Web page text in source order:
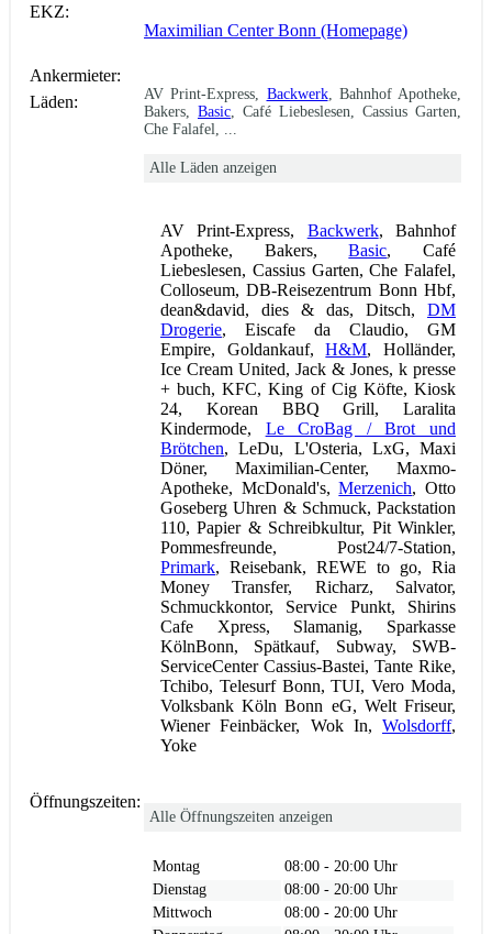
EKZ:
Maximilian Center Bonn (Homepage)
Ankermieter:
Läden:
AV Print-Express, Backwerk, Bahnhof Apotheke,
Bakers, Basic , Café Liebeslesen, Cassius Garten,
Che Falafel, ...
Alle Läden anzeigen
AV Print-Express, Backwerk, Bahnhof
Apotheke, Bakers,Basic, Café
Liebeslesen, Cassius Garten, Che Falafel,
Colloseum, DB-Reisezentrum Bonn Hbf,
dean&david, dies & das, Ditsch, DM
Drogerie, Eiscafe da Claudio, GM
Empire, Goldankauf,H&M, Holländer,
Ice Cream United, Jack & Jones, k presse
+ buch, KFC, King of Cig Köfte, Kiosk
24, Korean BBQ Grill, Laralita
Kindermode, Le CroBag / Brot und
Brötchen, LeDu, L'Osteria, LxG, Maxi
Döner, Maximilian-Center, Maxmo-
Apotheke, McDonald's,Merzenich, Otto
Goseberg Uhren & Schmuck, Packstation
110, Papier & Schreibkultur, Pit Winkler,
Pommesfreunde, Post24/7-Station,
Primark, Reisebank, REWE to go, Ria
Money Transfer, Richarz, Salvator,
Schmuckkontor, Service Punkt, Shirins
Cafe Xpress, Slamanig, Sparkasse
KölnBonn, Spätkauf, Subway, SWB-
ServiceCenter Cassius-Bastei, Tante Rike,
Tchibo, Telesurf Bonn, TUI, Vero Moda,
Volksbank Köln Bonn eG, Welt Friseur,
Wiener Feinbäcker, Wok In, Wolsdorff,
Yoke
Öffnungszeiten:
Alle Öffnungszeiten anzeigen
Montag
08:00 - 20:00 Uhr
Dienstag
08:00 - 20:00 Uhr
Mittwoch
08:00 - 20:00 Uhr